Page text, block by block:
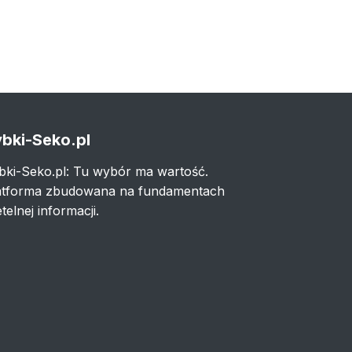
Seko.pl
Seko.pl: Tu wybór ma wartość.
zbudowana na fundamentach
informacji.